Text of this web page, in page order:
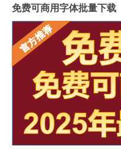
免费可商用字体批量下载